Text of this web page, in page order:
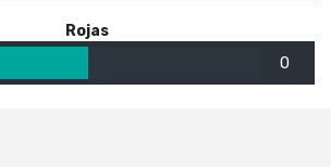
Rojas
0